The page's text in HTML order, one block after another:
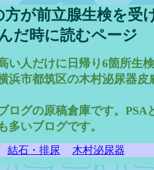
方が前立腺生検を受
だ時に読むページ
い人だけに日帰り6箇所生
浜市都筑区の木村泌尿器皮
ログの原稿倉庫です。PSA
多いブログです。
結石・排尿 木村泌尿器